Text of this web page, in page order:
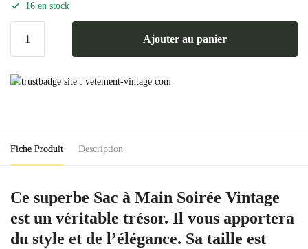
16 en stock
à
Ajouter au panier
Fiche Produit Description
Ce superbe Sac à Main Soirée Vintage
est un véritable trésor. Il vous apportera
du style et de l’élégance. Sa taille est